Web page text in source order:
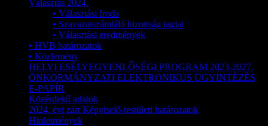
Választás 2024.
• Választási Iroda
• Szavazatszámláló bizottság tagjai
• Választási eredmények
• HVB határozatok
• Közlemény
HELYI ESÉLYEGYENLŐSÉGI PROGRAM 2023-2027.
ÖNKORMÁNYZATI ELEKTRONIKUS ÜGYINTÉZÉS
E-PAPÍR
Közérdekű adatok
2024. évi zárt Képviselő-testületi határozatok
Hirdetmények